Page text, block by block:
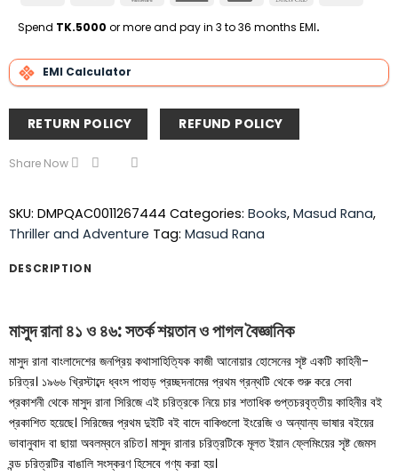
Delivery
Spend TK.5000 or more and pay in 3 to 36 months EMI.
EMI Calculator
RETURN POLICY REFUND POLICY
Share Now
SKU: DMPQAC0011267444 Categories: Books, Masud Rana,
Thriller and Adventure Tag: Masud Rana
DESCRIPTION
মাসুদ রানা ৪১ ও ৪৬: সতর্ক শয়তান ও পাগল বৈজ্ঞানিক
মাসুদ রানা বাংলাদেশের জনপ্রিয় কথাসাহিত্যিক কাজী আনোয়ার হোসেনের সৃষ্ট একটি কাহিনী-
চরিত্র। ১৯৬৬ খ্রিস্টাব্দে ধ্বংস পাহাড় প্রচ্ছদনামের প্রথম গ্রন্থটি থেকে শুরু করে সেবা
প্রকাশনী থেকে মাসুদ রানা সিরিজে এই চরিত্রকে নিয়ে চার শতাধিক গুপ্তচরবৃত্তীয় কাহিনীর বই
প্রকাশিত হয়েছে। সিরিজের প্রথম দুইটি বই বাদে বাকিগুলো ইংরেজি ও অন্যান্য ভাষার বইয়ের
ভাবানুবাদ বা ছায়া অবলম্বনে রচিত। মাসুদ রানার চরিত্রটিকে মূলত ইয়ান ফ্লেমিংয়ের সৃষ্ট জেমস
বন্ড চরিত্রটির বাঙালি সংস্করণ হিসেবে গণ্য করা হয়।